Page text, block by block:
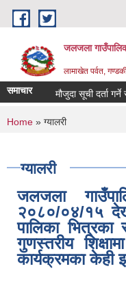
Skip to main content
जलजला
लामाखेत पर्वत,
समाचार मौजुदा सूची दर्ता गर्ने
You are here
Home » ग्यालरी
ग्यालरी
जलजला
२०८०/०४/१५
पालिका भित्रका
गुणस्तरीय
कार्यक्रमका